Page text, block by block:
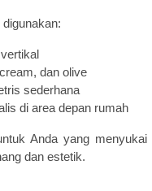
dan olive
sederhana
di area depan rumah
Anda yang menyukai
dan estetik.